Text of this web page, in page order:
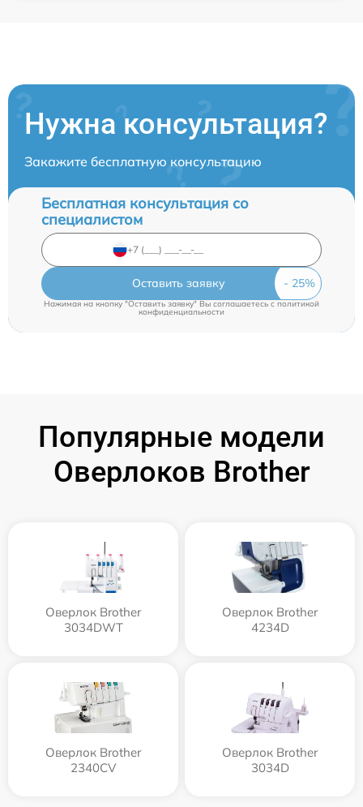
Нужна консультация?
Закажите бесплатную консультацию
Бесплатная консультация со
специалистом
Оставить заявку
Нажимая на кнопку "Оставить заявку" Вы соглашаетесь cполитикой
конфиденциальности
Популярные модели
Оверлоков Brother
Оверлок Brother
3034DWT
Оверлок Brother
4234D
Оверлок Brother
2340CV
Оверлок Brother
3034D